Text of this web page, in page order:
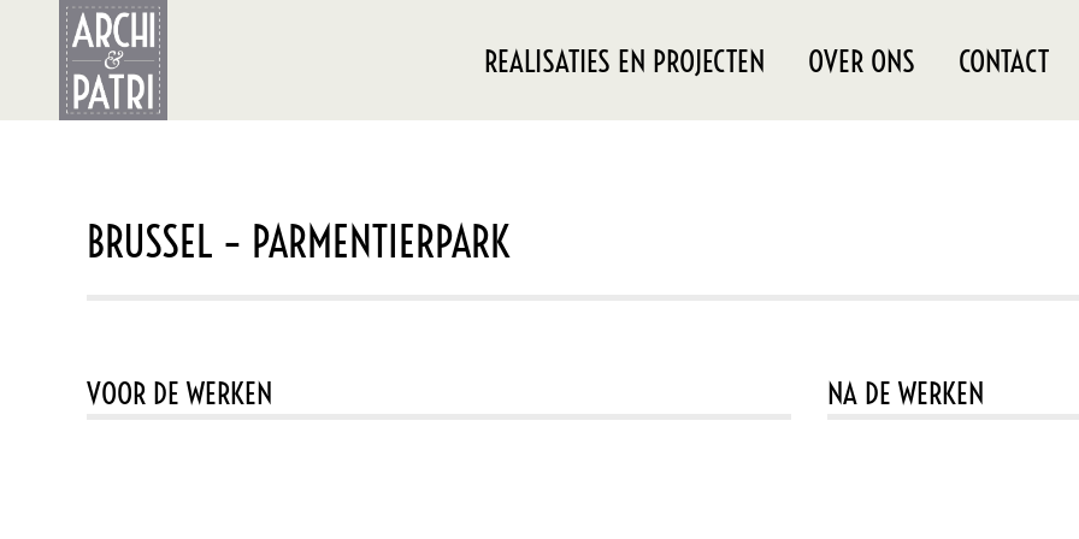
REALISATIES EN PROJECTEN OVER ONS CONTACT
BRUSSEL – PARMENTIERPARK
VOOR DE WERKEN NA DE WERKEN